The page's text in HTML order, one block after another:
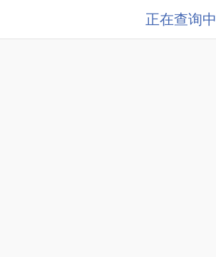
正在查询中